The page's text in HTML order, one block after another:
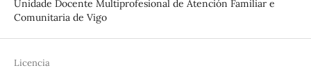
Unidade Docente Multiprofesional de Atención Familiar e
Comunitaria de Vigo
Licencia